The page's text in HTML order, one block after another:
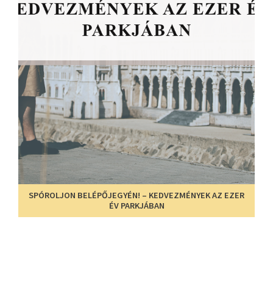
SPÓROLJON BELÉPŐJEGYÉN! – KEDVEZMÉNYEK AZ EZER
ÉV PARKJÁBAN